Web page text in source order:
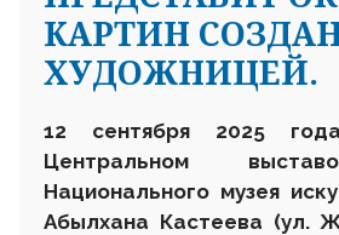
КАРТИН
ХУДОЖНИЦЕЙ.
12 сентября 2025
Центральном
Национального музея
Абылхана Кастеева (ул.